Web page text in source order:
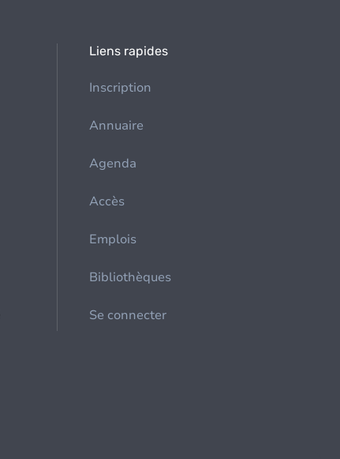
Liens rapides
Inscription
Annuaire
Agenda
Accès
Emplois
Bibliothèques
Se connecter